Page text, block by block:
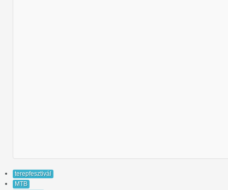
terepfesztivál
MTB